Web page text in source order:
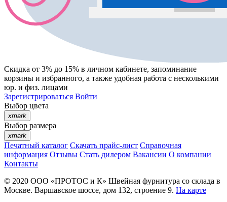
Скидка от 3% до 15% в личном кабинете, запоминание
корзины и избранного, а также удобная работа с несколькими
юр. и физ. лицами
Зарегистрироваться Войти
Выбор цвета
xmark
Выбор размера
xmark
Печатный каталог Скачать прайс-лист Справочная
информация Отзывы Стать дилером Вакансии О компании
Контакты
© 2020 ООО «ПРОТОС и К» Швейная фурнитура со склада в
Москве. Варшавское шоссе, дом 132, строение 9. На карте